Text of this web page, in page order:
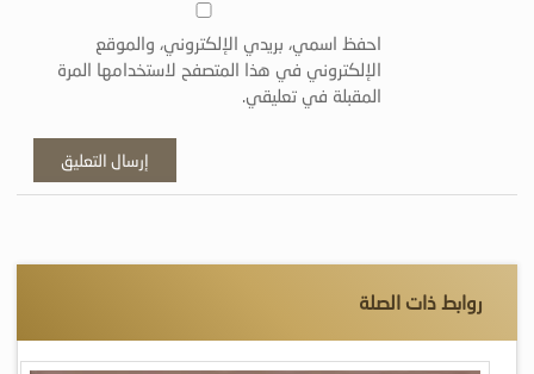
احفظ اسمي، بريدي الإلكتروني، والموقع
الإلكتروني في هذا المتصفح لاستخدامها المرة
المقبلة في تعليقي.
روابط ذات الصلة